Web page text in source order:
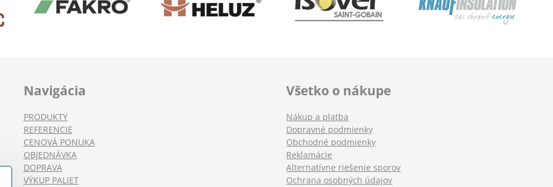
Navigácia
PRODUKTY
REFERENCIE
CENOVÁ PONUKA
OBJEDNÁVKA
DOPRAVA
VÝKUP PALIET
Všetko o nákupe
Nákup a platba
Dopravné podmienky
Obchodné podmienky
Reklamácie
Alternatívne riešenie sporov
Ochrana osobných údajov